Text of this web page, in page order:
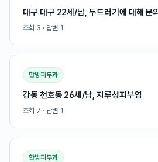
대구 대구 22세/남, 두드러기에 대해 문
조회 3 · 답변 1
한방피부과
강동 천호동 26세/남, 지루성피부염
조회 7 · 답변 1
한방피부과